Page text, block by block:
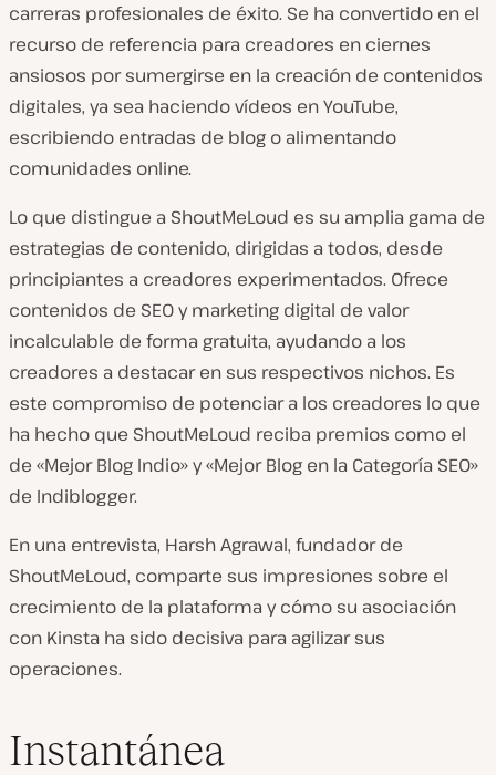
carreras profesionales de éxito. Se ha convertido en el
recurso de referencia para creadores en ciernes
ansiosos por sumergirse en la creación de contenidos
digitales, ya sea haciendo vídeos en YouTube,
escribiendo entradas de blog o alimentando
comunidades online.
Lo que distingue a ShoutMeLoud es su amplia gama de
estrategias de contenido, dirigidas a todos, desde
principiantes a creadores experimentados. Ofrece
contenidos de SEO y marketing digital de valor
incalculable de forma gratuita, ayudando a los
creadores a destacar en sus respectivos nichos. Es
este compromiso de potenciar a los creadores lo que
ha hecho que ShoutMeLoud reciba premios como el
de «Mejor Blog Indio» y «Mejor Blog en la Categoría SEO»
de Indiblogger.
En una entrevista, Harsh Agrawal, fundador de
ShoutMeLoud, comparte sus impresiones sobre el
crecimiento de la plataforma y cómo su asociación
con Kinsta ha sido decisiva para agilizar sus
operaciones.
Instantánea